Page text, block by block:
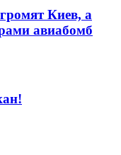
Киев, а
авиабомб